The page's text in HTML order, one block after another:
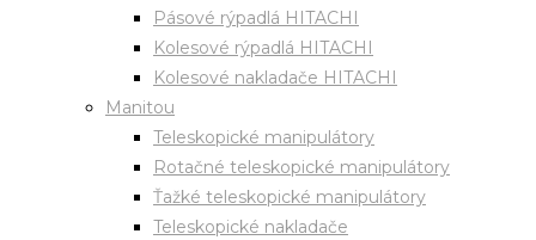
Pásové rýpadlá HITACHI
Kolesové rýpadlá HITACHI
Kolesové nakladače HITACHI
Manitou
Teleskopické manipulátory
Rotačné teleskopické manipulátory
Ťažké teleskopické manipulátory
Teleskopické nakladače